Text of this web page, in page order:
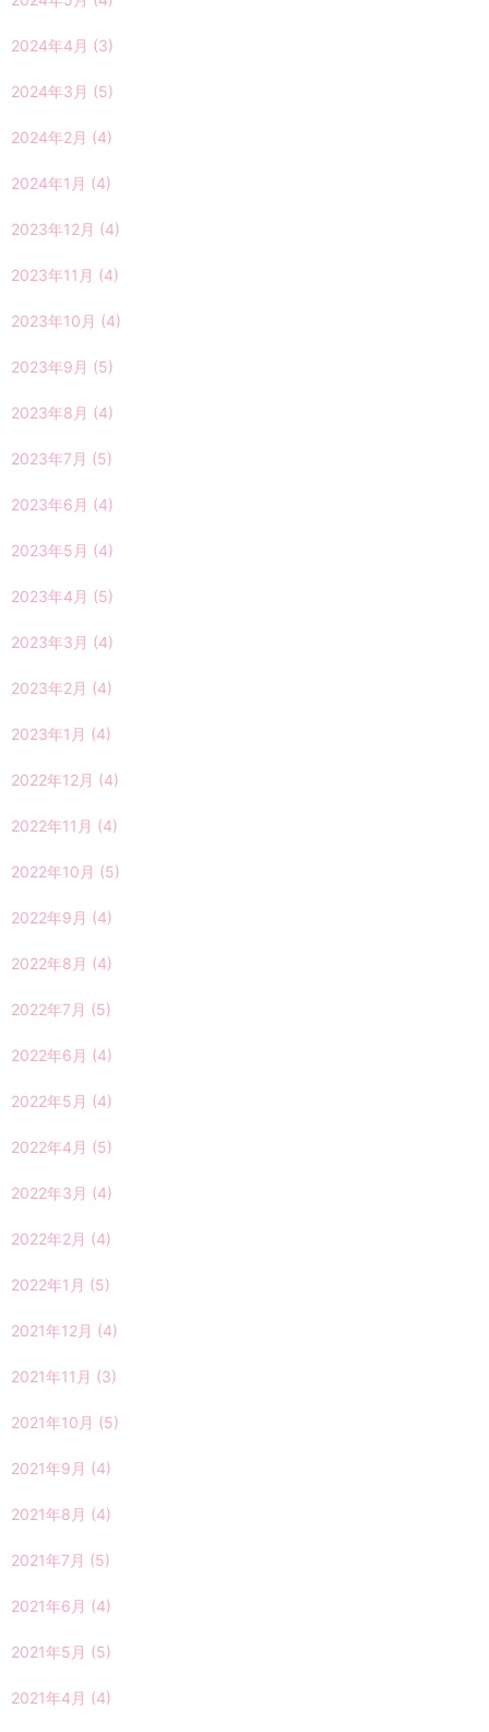
2024年4月 (3)
2024年3月 (5)
2024年2月 (4)
2024年1月 (4)
2023年12月 (4)
2023年11月 (4)
2023年10月 (4)
2023年9月 (5)
2023年8月 (4)
2023年7月 (5)
2023年6月 (4)
2023年5月 (4)
2023年4月 (5)
2023年3月 (4)
2023年2月 (4)
2023年1月 (4)
2022年12月 (4)
2022年11月 (4)
2022年10月 (5)
2022年9月 (4)
2022年8月 (4)
2022年7月 (5)
2022年6月 (4)
2022年5月 (4)
2022年4月 (5)
2022年3月 (4)
2022年2月 (4)
2022年1月 (5)
2021年12月 (4)
2021年11月 (3)
2021年10月 (5)
2021年9月 (4)
2021年8月 (4)
2021年7月 (5)
2021年6月 (4)
2021年5月 (5)
2021年4月 (4)